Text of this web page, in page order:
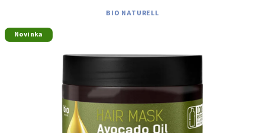
BIO NATURELL
Novinka